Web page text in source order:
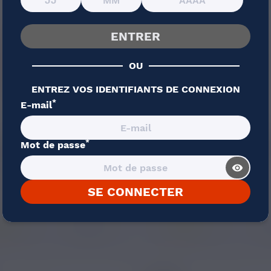
4,90 €
COLA SAVOUREA 10ML
Cola, Bonbon
4,90 €
10ML
Caramel
ENTRER
OU
ENTREZ VOS IDENTIFIANTS DE CONNEXION
E-mail*
Mot de passe*
SE CONNECTER